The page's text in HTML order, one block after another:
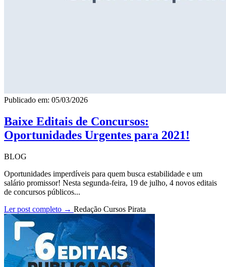
Publicado em: 05/03/2026
Baixe Editais de Concursos:
Oportunidades Urgentes para 2021!
BLOG
Oportunidades imperdíveis para quem busca estabilidade e um
salário promissor! Nesta segunda-feira, 19 de julho, 4 novos editais
de concursos públicos...
Ler post completo → Redação Cursos Pirata